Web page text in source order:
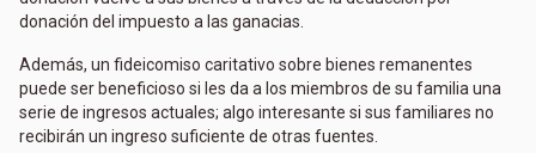
donación del impuesto a las ganacias.
Además, un fideicomiso caritativo sobre bienes remanentes
puede ser beneficioso si les da a los miembros de su familia una
serie de ingresos actuales; algo interesante si sus familiares no
recibirán un ingreso suficiente de otras fuentes.